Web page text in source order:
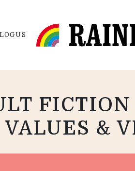
VALUES &